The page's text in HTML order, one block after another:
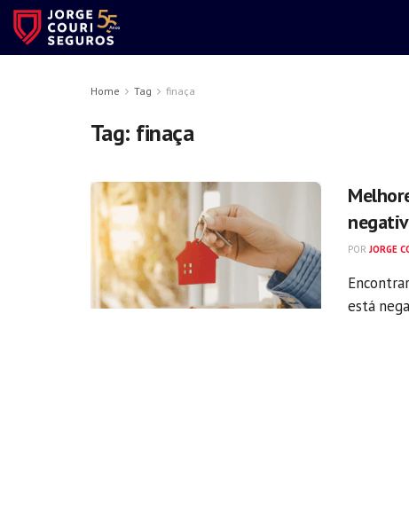
Home Tag finaça
Tag: finaça
POR JORGE
está